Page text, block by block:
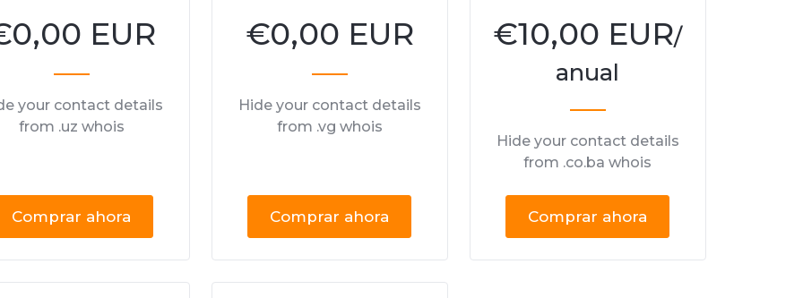
0,00 EUR
your contact details
from .uz whois
Comprar ahora
€0,00 EUR
Hide your contact details
from .vg whois
Comprar ahora
€10,00 EUR/
anual
Hide your contact details
from .co.ba whois
Comprar ahora